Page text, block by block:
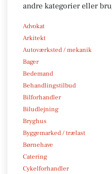
andre kategorier eller
Advokat
Arkitekt
Autoværksted / mekanik
Bager
Bedemand
Behandlingstilbud
Bilforhandler
Biludlejning
Bryghus
Byggemarked / trælast
Børnehave
Catering
Cykelforhandler